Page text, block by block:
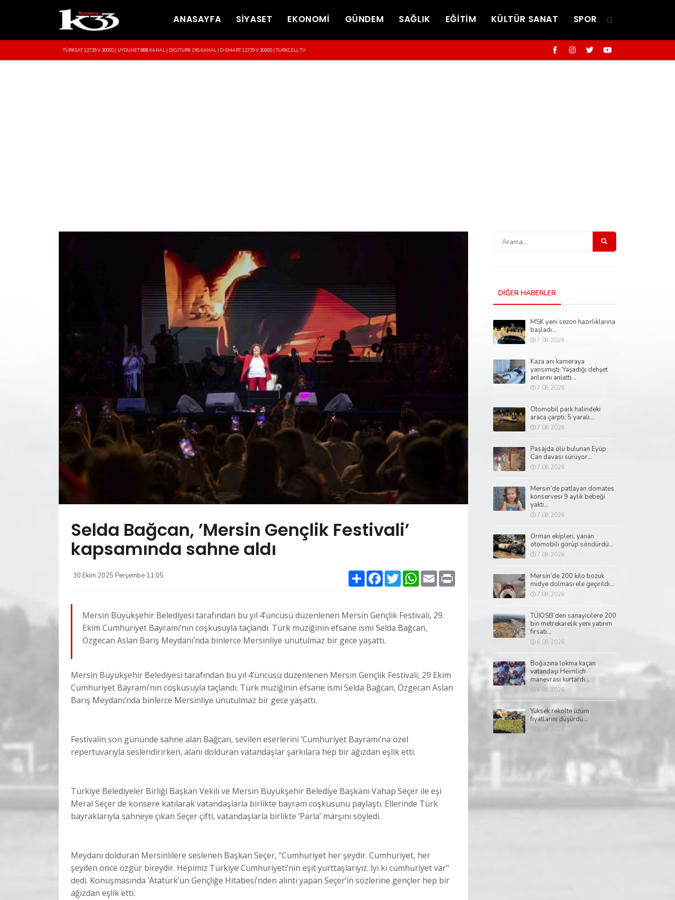
ANASAYFA SİYASET EKONOMİ GÜNDEM SAĞLIK EĞİTİM KÜLTÜR SANAT SPOR
TÜRKSAT 12729 V 30000 | UYDUNET 888.KANAL | DIGITURK 190.KANAL | D-SMART 12729 V 30000 | TURKCELL TV
Selda Bağcan, ’Mersin Gençlik Festivali’
kapsamında sahne aldı
30 Ekim 2025 Perşembe 11:05 PaylaşFacebookTwitterWhatsApp
Email
Mersin Büyükşehir Belediyesi tarafından bu yıl 4’üncüsü düzenlenen Mersin Gençlik Festivali, 29
Ekim Cumhuriyet Bayramı’nın coşkusuyla taçlandı. Türk müziğinin efsane ismi Selda Bağcan,
Özgecan Aslan Barış Meydanı’nda binlerce Mersinliye unutulmaz bir gece yaşattı.
Mersin Büyükşehir Belediyesi tarafından bu yıl 4’üncüsü düzenlenen Mersin Gençlik Festivali, 29 Ekim
Cumhuriyet Bayramı’nın coşkusuyla taçlandı. Türk müziğinin efsane ismi Selda Bağcan, Özgecan Aslan
Barış Meydanı’nda binlerce Mersinliye unutulmaz bir gece yaşattı.
Festivalin son gününde sahne alan Bağcan, sevilen eserlerini ’Cumhuriyet Bayramı’na özel
repertuvarıyla seslendirirken, alanı dolduran vatandaşlar şarkılara hep bir ağızdan eşlik etti.
Türkiye Belediyeler Birliği Başkan Vekili ve Mersin Büyükşehir Belediye Başkanı Vahap Seçer ile eşi
Meral Seçer de konsere katılarak vatandaşlarla birlikte bayram coşkusunu paylaştı. Ellerinde Türk
bayraklarıyla sahneye çıkan Seçer çifti, vatandaşlarla birlikte ‘Parla’ marşını söyledi.
Meydanı dolduran Mersinlilere seslenen Başkan Seçer, "Cumhuriyet her şeydir. Cumhuriyet, her
şeyden önce özgür bireydir. Hepimiz Türkiye Cumhuriyeti’nin eşit yurttaşlarıyız. İyi ki cumhuriyet var"
dedi. Konuşmasında ’Atatürk’ün Gençliğe Hitabesi’nden alıntı yapan Seçer’in sözlerine gençler hep bir
ağızdan eşlik etti.
DİĞER HABERLER
MSK yeni sezon hazırlıklarına
başladı...
7.08.2026
Kaza anı kameraya
yansımıştı: Yaşadığı dehşet
anlarını anlattı...
7.08.2026
Otomobil park halindeki
araca çarptı: 5 yaralı...
7.08.2026
Pasajda ölü bulunan Eyüp
Can davası sürüyor...
7.08.2026
Mersin’de patlayan domates
konservesi 9 aylık bebeği
yaktı...
7.08.2026
Orman ekipleri, yanan
otomobili görüp söndürdü...
7.08.2026
Mersin’de 200 kilo bozuk
midye dolması ele geçirildi...
7.08.2026
TÜİOSB’den sanayicilere 200
bin metrekarelik yeni yatırım
fırsatı...
6.08.2026
Boğazına lokma kaçan
vatandaşı Heimlich
manevrası kurtardı...
6.08.2026
Yüksek rekolte üzüm
fiyatlarını düşürdü...
6.08.2026